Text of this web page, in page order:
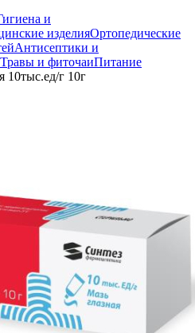
и
изделияОртопедические
Антисептики и
Травы и фиточаиПитание
10тыс.ед/г 10г